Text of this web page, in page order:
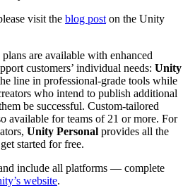
visit the blog post on the Unity
are available with enhanced
customers’ individual needs: Unity
line in professional-grade tools while
who intend to publish additional
be successful. Custom-tailored
available for teams of 21 or more. For
Unity Personal provides all the
started for free.
include all platforms — complete
website.